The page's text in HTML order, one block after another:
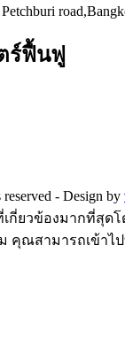
ร์ฟื้นฟู
- Design by
กี่ยวข้องมากที่สุ
ณสามารถเข้าไ